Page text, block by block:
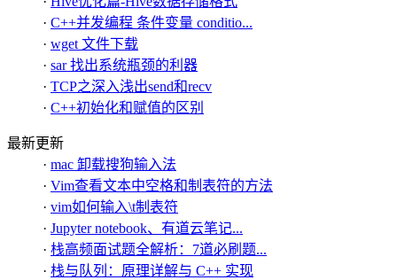
· C++并发编程 条件变量 conditio...
· wget 文件下载
· sar 找出系统瓶颈的利器
· TCP之深入浅出send和recv
· C++初始化和赋值的区别
最新更新
· mac 卸载搜狗输入法
· Vim查看文本中空格和制表符的方法
· vim如何输入\t制表符
· Jupyter notebook、有道云笔记...
· 栈高频面试题全解析：7道必刷题...
· 栈与队列：原理详解与 C++ 实现